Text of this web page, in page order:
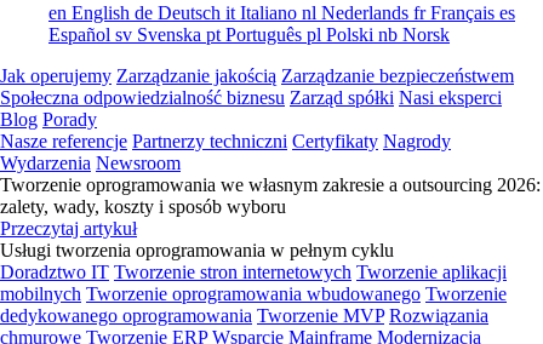
en English de Deutsch it Italiano nl Nederlands frFrançais es
Español sv Svenska pt Português pl Polski nb Norsk
Jak operujemy Zarządzanie jakością Zarządzanie bezpieczeństwem
Społeczna odpowiedzialność biznesu Zarząd spółki Nasi eksperci
Blog Porady
Nasze referencje Partnerzy techniczni Certyfikaty Nagrody
Wydarzenia Newsroom
Tworzenie oprogramowania we własnym zakresie a outsourcing 2026:
zalety, wady, koszty i sposób wyboru
Przeczytaj artykuł
Usługi tworzenia oprogramowania w pełnym cyklu
Doradztwo IT Tworzenie stron internetowych Tworzenie aplikacji
mobilnych Tworzenie oprogramowania wbudowanego Tworzenie
dedykowanego oprogramowania Tworzenie MVP Rozwiązania
chmurowe Tworzenie ERP Wsparcie Mainframe Modernizacja